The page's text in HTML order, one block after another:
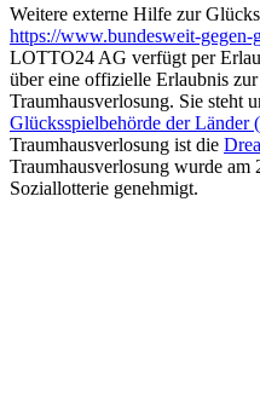
Weitere externe Hilfe zur
https://www.bundesweit-gegen-
LOTTO24 AG verfügt per
über eine offizielle Erlaubnis
Traumhausverlosung. Sie steht
Glücksspielbehörde der Länder
Traumhausverlosung ist die
Traumhausverlosung wurde
Soziallotterie genehmigt.